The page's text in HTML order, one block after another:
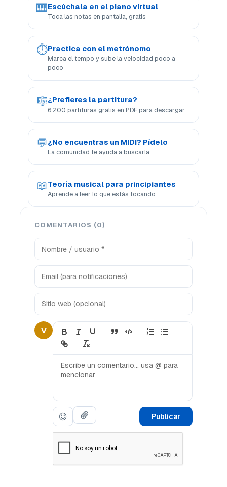
🎹Escúchala en el piano virtual
Toca las notas en pantalla, gratis
⏱Practica con el metrónomo
Marca el tempo y sube la velocidad poco a
poco
🎼¿Prefieres la partitura?
6.200 partituras gratis en PDF para descargar
💬¿No encuentras un MIDI? Pídelo
La comunidad te ayuda a buscarla
📖Teoría musical para principiantes
Aprende a leer lo que estás tocando
COMENTARIOS (0)
V
Publicar